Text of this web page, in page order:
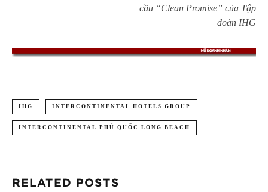
cầu “Clean Promise” của Tập
đoàn IHG
IHG INTERCONTINENTAL HOTELS GROUP
INTERCONTINENTAL PHÚ QUỐC LONG BEACH
RELATED POSTS